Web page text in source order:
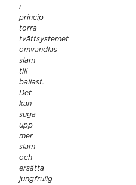
i
princip
torra
tvättsystemet
omvandlas
slam
till
ballast.
Det
kan
suga
upp
mer
slam
och
ersätta
jungfrulig